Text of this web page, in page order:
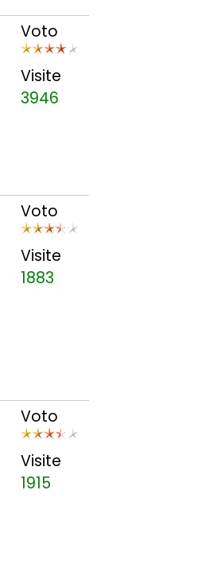
Voto
Visite
3946
Voto
Visite
1883
Voto
Visite
1915